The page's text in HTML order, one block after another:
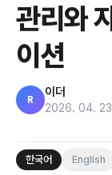
관리와
이션
R
이더
2026. 04.
한국어 English